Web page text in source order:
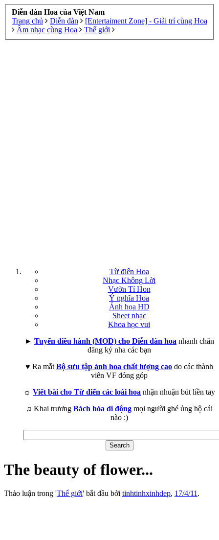
Diễn đàn Hoa của Việt Nam
Trang chủ
Diễn đàn
[Entertaiment Zone] - Giải trí cùng Hoa
Âm nhạc cùng Hoa
Thế giới
Từ điển Hoa
Nhạc Không Lời
Vườn Tí Hon
Ý nghĩa Hoa
Ảnh hoa HD
Sheet nhạc
Khoa học vui
► Tuyển điều hành (MOD) cho Diễn đàn hoa nhanh chân
đăng ký nha các bạn
♥ Ra mắt Bộ sưu tập ảnh hoa chất lượng cao do các thành
viên VF đóng góp
☼ Viết bài cho Từ điển các loài hoa nhận nhuận bút liền tay
♫ Khai trương Bách hóa di động mọi người ghé ủng hộ cái
nào :)
The beauty of flower...
Thảo luận trong 'Thế giới' bắt đầu bởi tinhtinhxinhdep, 17/4/11.